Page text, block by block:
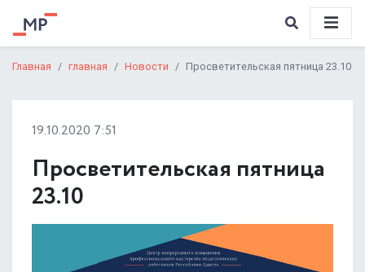
Главная главная Новости Просветительская пятница 23.10
19.10.2020 7:51
Просветительская пятница
23.10